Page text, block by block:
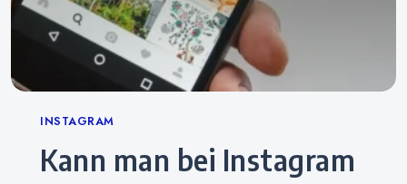
Categories
INSTAGRAM
Kann man bei Instagram